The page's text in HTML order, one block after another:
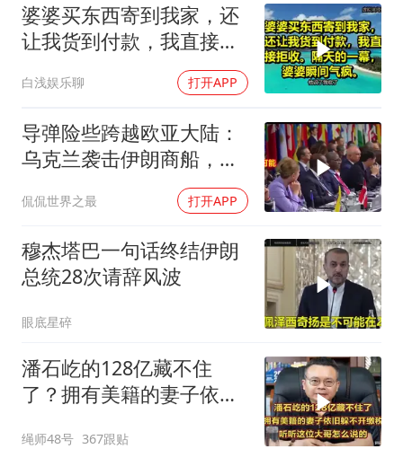
婆婆买东西寄到我家，还
让我货到付款，我直接拒
收。隔天的一幕，婆婆瞬
间气疯
白浅娱乐聊 打开APP
导弹险些跨越欧亚大陆：
乌克兰袭击伊朗商船，差
点引爆两场战争的“连环
雷”
侃侃世界之最 打开APP
穆杰塔巴一句话终结伊朗
总统28次请辞风波
眼底星碎
潘石屹的128亿藏不住
了？拥有美籍的妻子依旧
绳师48号 367跟贴